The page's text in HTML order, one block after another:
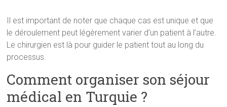
Il est important de noter que chaque cas est unique et que
le déroulement peut légèrement varier d’un patient à l’autre.
Le chirurgien est là pour guider le patient tout au long du
processus.
Comment organiser son séjour
médical en Turquie ?